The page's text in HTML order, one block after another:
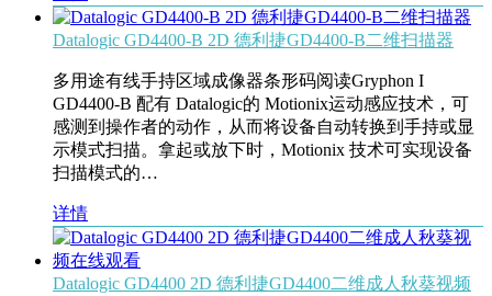
Datalogic GD4400-B 2D 德利捷GD4400-B二维扫描器
多用途有线手持区域成像器条形码阅读Gryphon I
GD4400-B 配有 Datalogic的 Motionix运动感应技术，可
感测到操作者的动作，从而将设备自动转换到手持或显
示模式扫描。拿起或放下时，Motionix 技术可实现设备
扫描模式的…
详情
Datalogic GD4400 2D 德利捷GD4400二维成人秋葵视频